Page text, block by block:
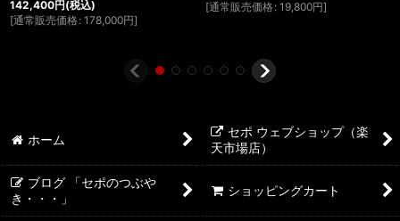
142,400円(税込)
[通常販売価格 : 178,000円]
[通常販売価格 : 19,800円]
ホーム
セポ ウェブショップ（楽
天市場店）
ブログ 「セポのつぶや
き・・・」
ショッピングカート